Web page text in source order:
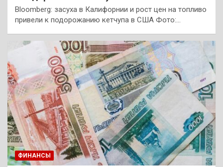
Bloomberg: засуха в Калифорнии и рост цен на топливо
привели к подорожанию кетчупа в США Фото:…
ФИНАНСЫ